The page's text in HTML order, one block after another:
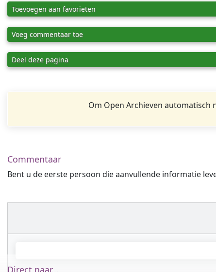
Toevoegen aan favorieten
Voeg commentaar toe
Deel deze pagina
Om Open Archieven
Commentaar
Bent u de eerste persoon die aanvullende informatie
Direct naar...